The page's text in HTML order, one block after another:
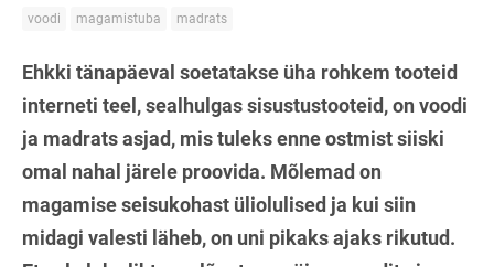
voodi magamistuba madrats
Ehkki tänapäeval soetatakse üha rohkem tooteid
interneti teel, sealhulgas sisustustooteid, on voodi
ja madrats asjad, mis tuleks enne ostmist siiski
omal nahal järele proovida. Mõlemad on
magamise seisukohast üliolulised ja kui siin
midagi valesti läheb, on uni pikaks ajaks rikutud.